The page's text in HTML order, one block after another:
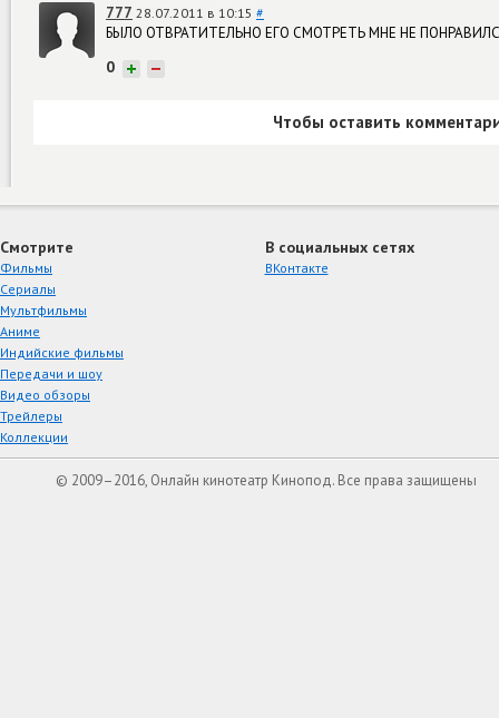
777 28.07.2011 в 10:15 #
БЫЛО ОТВРАТИТЕЛЬНО ЕГО СМОТРЕТЬ МНЕ НЕ
0 + −
Чтобы оставить
Смотрите
Фильмы
Сериалы
Мультфильмы
Аниме
Индийские фильмы
Передачи и шоу
Видео обзоры
Трейлеры
Коллекции
В социальных сетях
ВКонтакте
© 2009–2016, Онлайн кинотеатр Кинопод. Все права защищены